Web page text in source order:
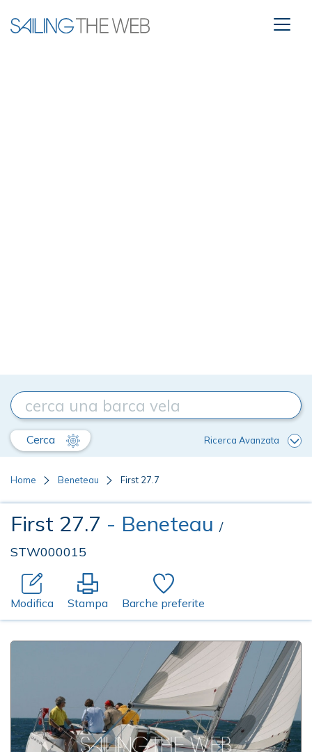
Cerca Ricerca Avanzata
Home Beneteau First 27.7
First 27.7 - Beneteau /
STW000015
Modifica Stampa Barche preferite